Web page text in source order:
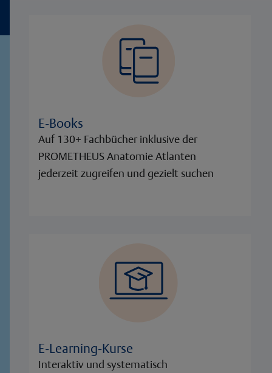
E-Books
Auf 130+ Fachbücher inklusive der
PROMETHEUS Anatomie Atlanten
jederzeit zugreifen und gezielt suchen
E-Learning-Kurse
Interaktiv und systematisch